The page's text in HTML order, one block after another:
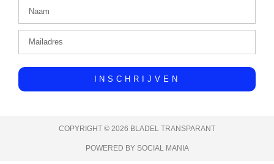
INSCHRIJVEN
COPYRIGHT © 2026 BLADEL TRANSPARANT
POWERED BY SOCIAL MANIA